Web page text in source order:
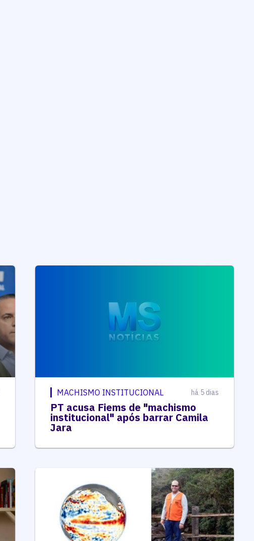
MACHISMO INSTITUCIONAL há 5 dias
PT acusa Fiems de "machismo
institucional" após barrar Camila
Jara